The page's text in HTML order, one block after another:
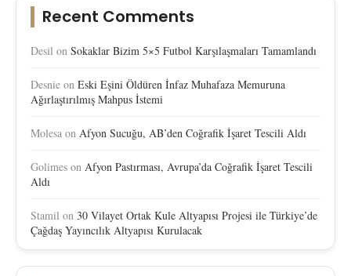
Recent Comments
Desil on Sokaklar Bizim 5×5 Futbol Karşılaşmaları Tamamlandı
Desnie on Eski Eşini Öldüren İnfaz Muhafaza Memuruna
Ağırlaştırılmış Mahpus İstemi
Molesa on Afyon Sucuğu, AB’den Coğrafik İşaret Tescili Aldı
Golimes on Afyon Pastırması, Avrupa’da Coğrafik İşaret Tescili
Aldı
Stamil on 30 Vilayet Ortak Kule Altyapısı Projesi ile Türkiye’de
Çağdaş Yayıncılık Altyapısı Kurulacak